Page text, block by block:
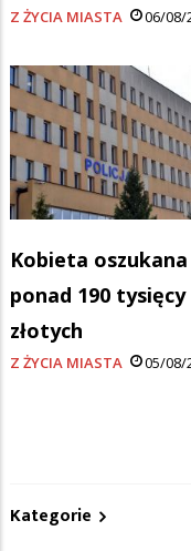
Z ŻYCIA MIASTA 06/08/
Kobieta oszukana
ponad 190 tysięcy
złotych
Z ŻYCIA MIASTA 05/08/
Kategorie